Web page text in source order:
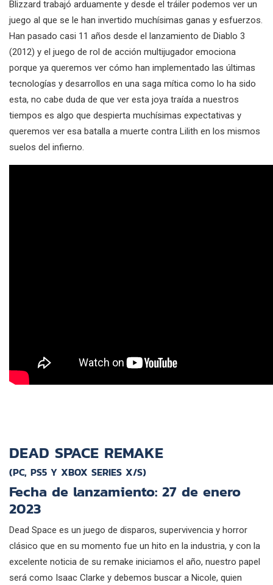
Blizzard trabajó arduamente y desde el tráiler podemos ver un
juego al que se le han invertido muchísimas ganas y esfuerzos.
Han pasado casi 11 años desde el lanzamiento de Diablo 3
(2012) y el juego de rol de acción multijugador emociona
porque ya queremos ver cómo han implementado las últimas
tecnologías y desarrollos en una saga mítica como lo ha sido
esta, no cabe duda de que ver esta joya traída a nuestros
tiempos es algo que despierta muchísimas expectativas y
queremos ver esa batalla a muerte contra Lilith en los mismos
suelos del infierno.
DEAD SPACE REMAKE
(PC, PS5 Y XBOX SERIES X/S)
Fecha de lanzamiento: 27 de enero
2023
Dead Space es un juego de disparos, supervivencia y horror
clásico que en su momento fue un hito en la industria, y con la
excelente noticia de su remake iniciamos el año, nuestro papel
será como Isaac Clarke y debemos buscar a Nicole, quien